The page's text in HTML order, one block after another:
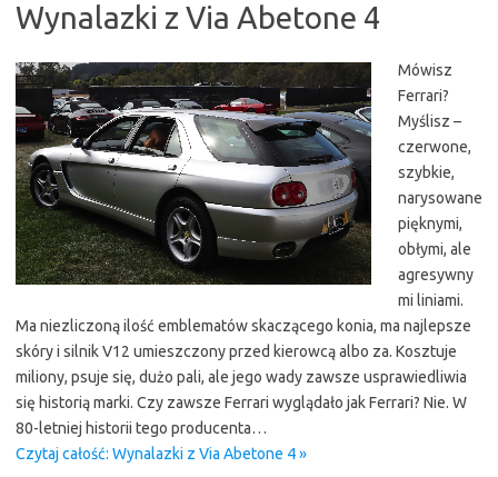
Wynalazki z Via Abetone 4
Mówisz
Ferrari?
Myślisz –
czerwone,
szybkie,
narysowane
pięknymi,
obłymi, ale
agresywny
mi liniami.
Ma niezliczoną ilość emblematów skaczącego konia, ma najlepsze
skóry i silnik V12 umieszczony przed kierowcą albo za. Kosztuje
miliony, psuje się, dużo pali, ale jego wady zawsze usprawiedliwia
się historią marki. Czy zawsze Ferrari wyglądało jak Ferrari? Nie. W
80-letniej historii tego producenta…
Czytaj całość: Wynalazki z Via Abetone 4 »